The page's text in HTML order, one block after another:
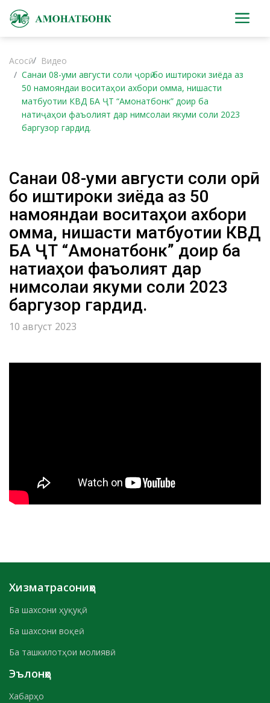
Асосӣ
Видео
Санаи 08-уми августи соли ҷорӣ бо иштироки зиёда аз
50 намояндаи воситаҳои ахбори омма, нишасти
матбуотии КВД БА ҶТ “Амонатбонк” доир ба
натиҷаҳои фаъолият дар нимсолаи якуми соли 2023
баргузор гардид.
Санаи 08-уми августи соли ҷорӣ
бо иштироки зиёда аз 50
намояндаи воситаҳои ахбори
омма, нишасти матбуотии КВД
БА ҶТ “Амонатбонк” доир ба
натиҷаҳои фаъолият дар
нимсолаи якуми соли 2023
баргузор гардид.
10 август 2023
Хизматрасониҳо
Ба шахсони ҳуқуқӣ
Ба шахсони воқеӣ
Ба ташкилотҳои молиявӣ
Эълонҳо
Хабарҳо